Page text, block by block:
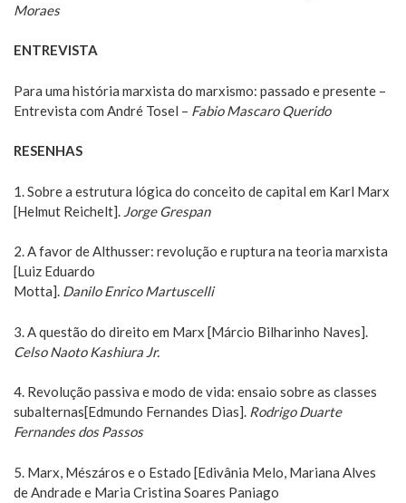
Moraes
ENTREVISTA
Para uma história marxista do marxismo: passado e presente –
Entrevista com André Tosel – Fabio Mascaro Querido
RESENHAS
1. Sobre a estrutura lógica do conceito de capital em Karl Marx
[Helmut Reichelt]. Jorge Grespan
2. A favor de Althusser: revolução e ruptura na teoria marxista
[Luiz Eduardo
Motta]. Danilo Enrico Martuscelli
3. A questão do direito em Marx [Márcio Bilharinho Naves].
Celso Naoto Kashiura Jr.
4. Revolução passiva e modo de vida: ensaio sobre as classes
subalternas[Edmundo Fernandes Dias]. Rodrigo Duarte
Fernandes dos Passos
5. Marx, Mészáros e o Estado [Edivânia Melo, Mariana Alves
de Andrade e Maria Cristina Soares Paniago